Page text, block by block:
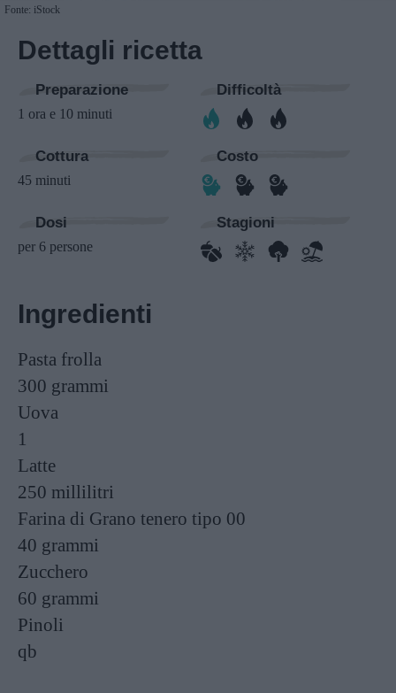
Fonte: iStock
Dettagli ricetta
Preparazione
1 ora e 10 minuti
Difficoltà
Cottura
45 minuti
Costo
Dosi
per 6 persone
Stagioni
Ingredienti
Pasta frolla
300 grammi
Uova
1
Latte
250 millilitri
Farina di Grano tenero tipo 00
40 grammi
Zucchero
60 grammi
Pinoli
qb